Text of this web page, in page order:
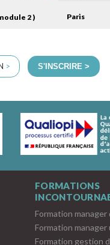
2 ) Paris
> S'INSCRIRE >
FORMATIONS
Formation
Formation manager
Formation gestion